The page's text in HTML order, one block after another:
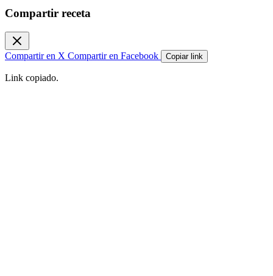
Compartir receta
Compartir en X Compartir en Facebook Copiar link
Link copiado.